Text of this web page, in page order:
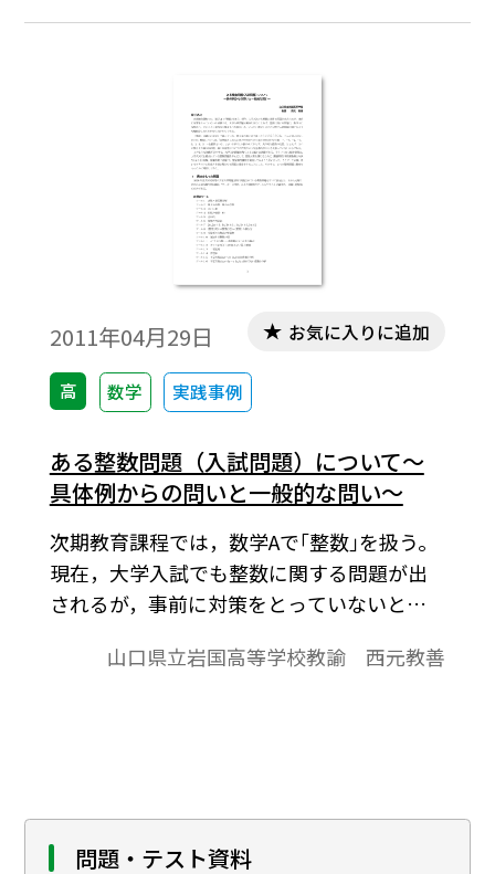
の問題として，提示するとすればどのよう
式は，「Tosho数式エディタ」で作成されて
います。ワード文書で数式を正しく表示する
ためには，「Tosho数式エディタ」が導入さ
れていることが必要です。無償ダウンロード
はこちら→無償ダウンロードのご案内
2011年04月29日
高 数学 実践事例
お気に入りに追加
ある整数問題（入試問題）について～
具体例からの問いと一般的な問い～
次期教育課程では，数学Aで｢整数｣を扱う。
現在，大学入試でも整数に関する問題が出
されるが，事前に対策をとっていないと苦
題を中心にして，整数対策を講じるために，
せる問題の選定をすることにした。その中
で，２つの整数問題に興味をもったので考
山口県立岩国高等学校教諭 西元教善
問題・テスト資料